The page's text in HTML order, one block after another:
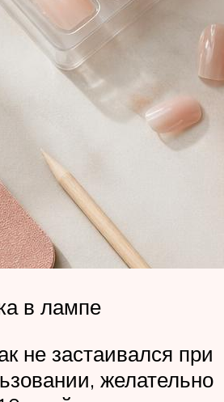
в лампе
не застаивался при
желательно